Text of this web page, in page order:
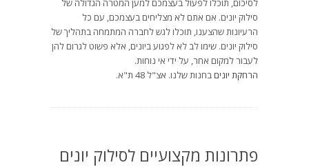
לסיכום, תוכלו לפעול בעצמכם למען המטרה הגדולה של
סילוק יונים. אם אתם לא מצליחים בעצמכם, עם כל
הרעיונות שהצענו, תוכלו לגש לחברה המתמחה בתהליך של
סילוק יונים. שימו לב לא לפגוע ביונים, אלא פשוט לגרום להן
לעבור למקום אחר, על ידי אי נוחות.
הרחקת יוניםבחנות שלנו. אצ"ל 48 ת"א.
פתרונות מקצועיים לסילוק יונים